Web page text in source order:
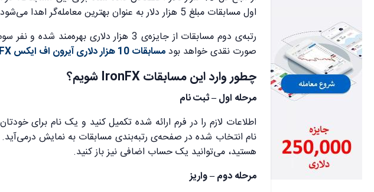
اول مسابقات مبلغ 5 هزار دلار به عنوان بهترین معامله‌گر اهدا می‌شود.
صورت نقدی خواهد بودمسابقات 10 هزار دلاری آیرون اف ایکس IronFX
چطور وارد این مسابقاتIronFX شویم؟
مرحله اول – ثبت نام
اطلاعات لازم را در فرم ارائه شده تکمیل کنید و یک نام برای
هستید،‌ می‌توانید یک حساب اضافی نیز باز کنید.
مرحله دوم – واریز